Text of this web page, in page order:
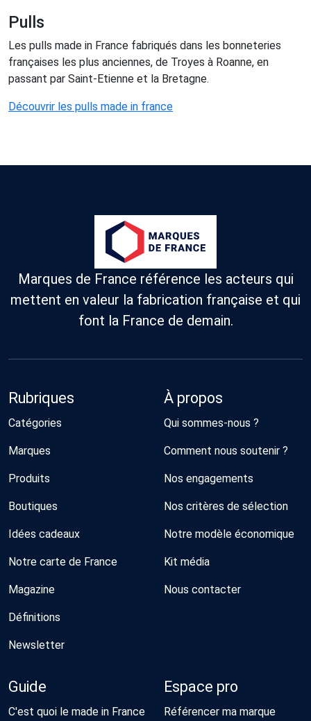
Pulls
Les pulls made in France fabriqués dans les bonneteries
françaises les plus anciennes, de Troyes à Roanne, en
passant par Saint-Etienne et la Bretagne.
Découvrir les pulls made in france
Marques de France référence les acteurs qui
mettent en valeur la fabrication française et qui
font la France de demain.
Rubriques
Catégories
Marques
Produits
Boutiques
Idées cadeaux
Notre carte de France
Magazine
Définitions
Newsletter
À propos
Qui sommes-nous ?
Comment nous soutenir ?
Nos engagements
Nos critères de sélection
Notre modèle économique
Kit média
Nous contacter
Guide
C'est quoi le made in France
Espace pro
Référencer ma marque